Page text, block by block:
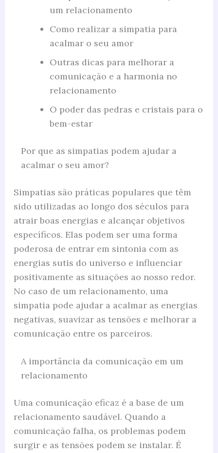
um relacionamento
Como realizar a simpatia para
acalmar o seu amor
Outras dicas para melhorar a
comunicação e a harmonia no
relacionamento
O poder das pedras e cristais para o
bem-estar
Por que as simpatias podem ajudar a
acalmar o seu amor?
Simpatias são práticas populares que têm
sido utilizadas ao longo dos séculos para
atrair boas energias e alcançar objetivos
específicos. Elas podem ser uma forma
poderosa de entrar em sintonia com as
energias sutis do universo e influenciar
positivamente as situações ao nosso redor.
No caso de um relacionamento, uma
simpatia pode ajudar a acalmar as energias
negativas, suavizar as tensões e melhorar a
comunicação entre os parceiros.
A importância da comunicação em um
relacionamento
Uma comunicação eficaz é a base de um
relacionamento saudável. Quando a
comunicação falha, os problemas podem
surgir e as tensões podem se instalar. É